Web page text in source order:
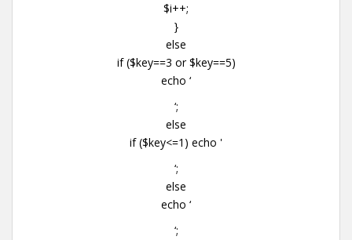
$i++;
}
else
if ($key==3 or $key==5)
echo ‘
‘;
else
if ($key<=1) echo '
‘;
else
echo ‘
‘;